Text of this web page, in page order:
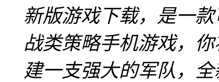
新版游戏下载，是一
战类策略手机游戏，
建一支强大的军队，